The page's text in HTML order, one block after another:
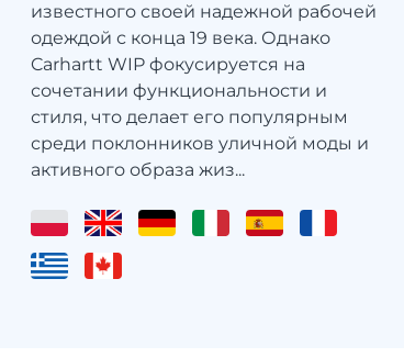
известного своей надежной рабочей
одеждой с конца 19 века. Однако
Carhartt WIP фокусируется на
сочетании функциональности и
стиля, что делает его популярным
среди поклонников уличной моды и
активного образа жиз...